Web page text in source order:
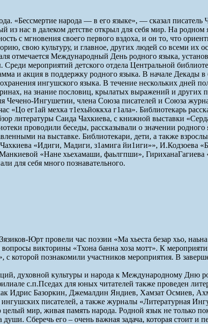
«Бессмертие народа — в его языке», — сказал
из нас в далеком детстве открыл для себя мир. На
с мгновения своего первого вздоха, и он то, что
свою культуру, и главное, других людей со всеми их
отмечается Международный День родного языка,
мероприятий детского отдела Центральной
и акция в поддержку родного языка. В начале Декады
ингушского языка. В течение нескольких дней
на знание пословиц, крылатых выражений и других
Чечено-Ингушетии, члена Союза писателей и Союза
ег1ай мехка т1ехьйоккха г1ала». Библиотекарь
литературы Саида Чахкиева, с книжной выставки
проводили беседы, рассказывали о значении
на выставке. Библиотекари, дети, а также
«Идиги, Мадиги, з1амига йи1иги»», И.Кодзоева
«Нане хьехамаши, фаьлгпши», ГириханаГагиева
для себя много познавательного.
Юрт провели час поэзии «Ма хьеста безар хьо,
вопросы викторины «Тхона банна хоза мотт». К
которой познакомили участников мероприятия. В
духовной культуры и народа к Международному Дню
с.п.Пседах для юных читателей также проведен
Идрис Базоркин, Джемалдин Яндиев, Хамзат Осмиев,
писателей, а также журналы «Литературная
мир, живая память народа. Родной язык не только
Сберечь его – очень важная задача, которая стоит и